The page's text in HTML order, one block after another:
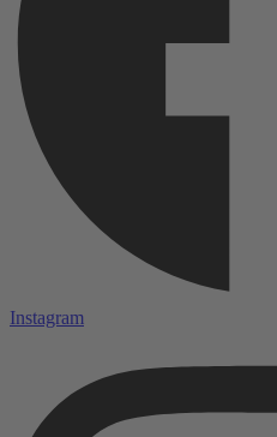
Instagram